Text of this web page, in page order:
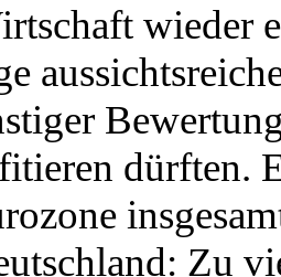
wieder
dürften.
Zu